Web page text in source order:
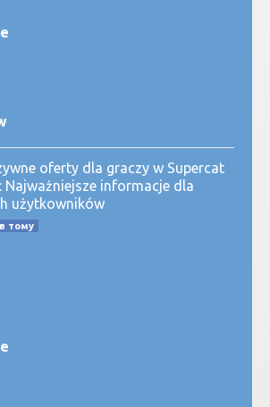
oferty dla graczy w Supercat
Najważniejsze informacje dla
użytkowników
тому